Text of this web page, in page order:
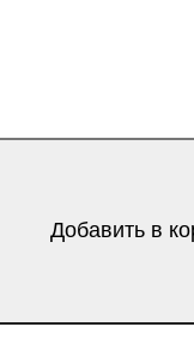
Добавить в